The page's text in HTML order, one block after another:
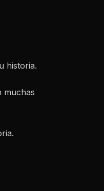
historia.
muchas